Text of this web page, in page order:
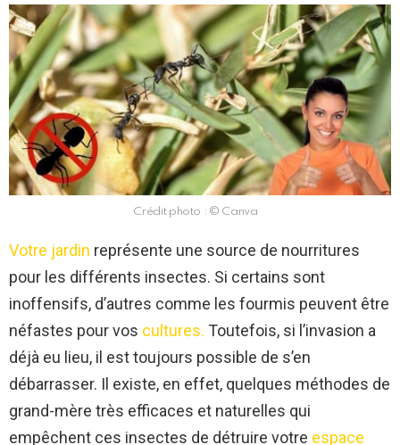
Crédit photo : © Canva
Votre jardin représente une source de nourritures
pour les différents insectes. Si certains sont
inoffensifs, d’autres comme les fourmis peuvent être
néfastes pour vos cultures. Toutefois, si l’invasion a
déjà eu lieu, il est toujours possible de s’en
débarrasser. Il existe, en effet, quelques méthodes de
grand-mère très efficaces et naturelles qui
empêchent ces insectes de détruire votre espace